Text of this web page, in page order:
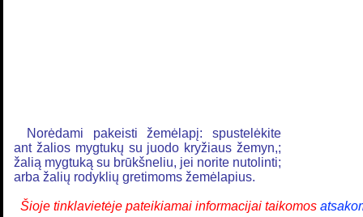
Norėdami pakeisti žemėlapį: spustelėkite
ant žalios mygtukų su juodo kryžiaus žemyn,;
žalią mygtuką su brūkšneliu, jei norite nutolinti;
arba žalių rodyklių gretimoms žemėlapius.
Šioje tinklavietėje pateikiamai informacijai taikomos